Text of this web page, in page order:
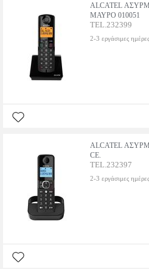
ALCATEL
ΜΑΥΡΟ 010051
TEL.232399
2-3 εργάσιμες ημέρες
ALCATEL
CE.
TEL.232397
2-3 εργάσιμες ημέρες